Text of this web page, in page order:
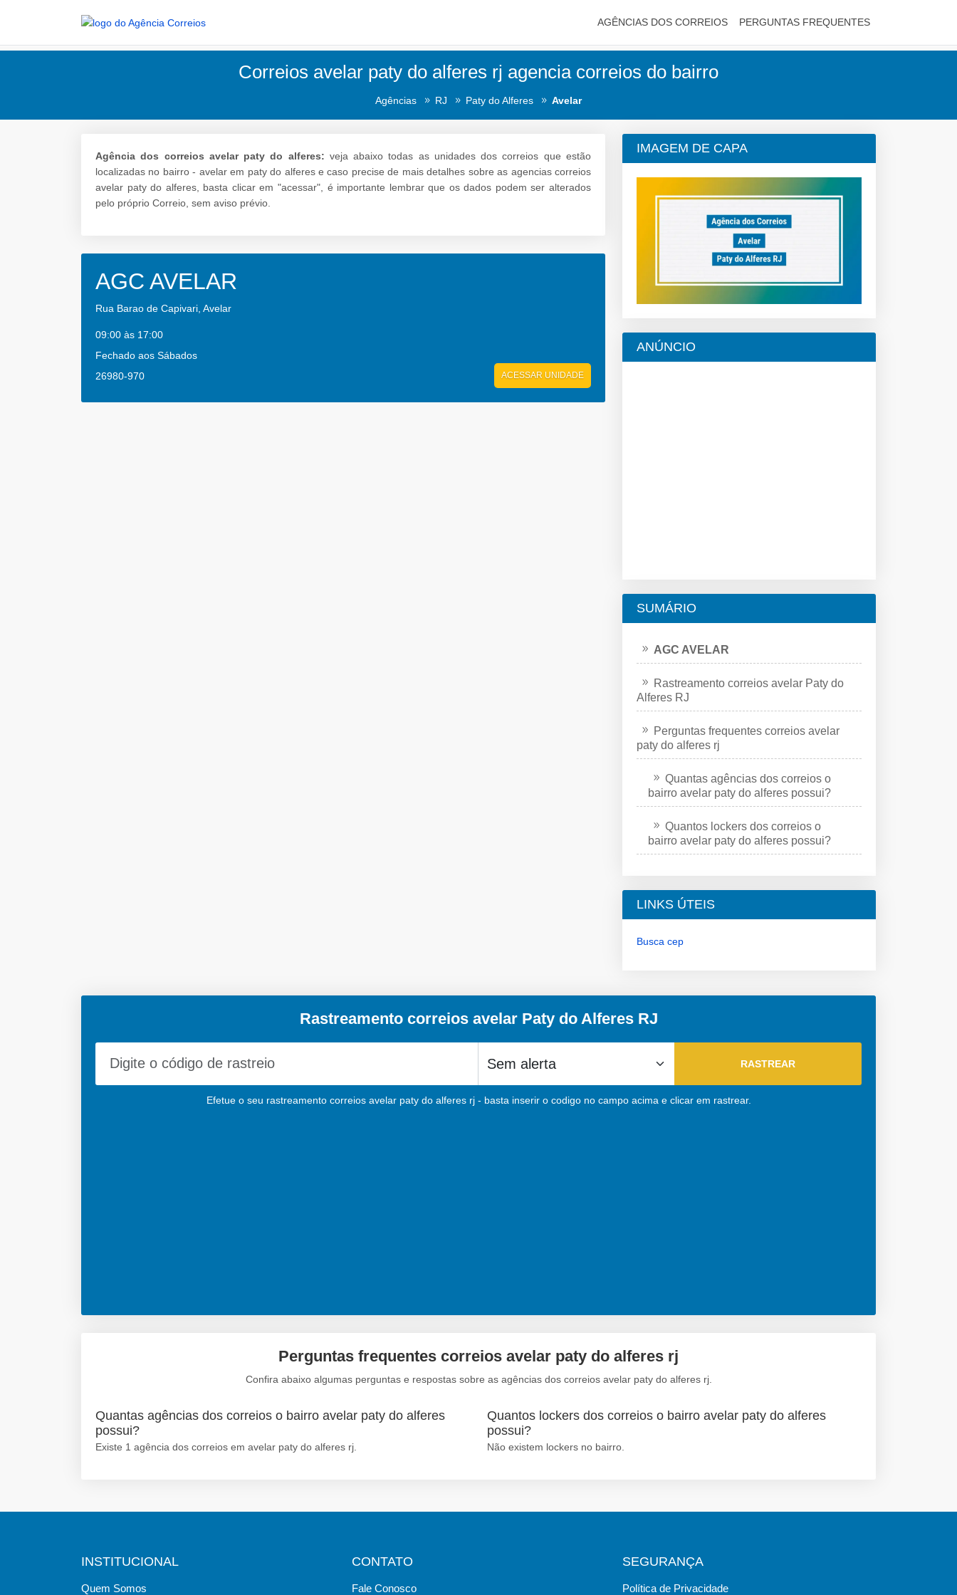
AGÊNCIAS DOS CORREIOS PERGUNTAS FREQUENTES
Correios avelar paty do alferes rj agencia correios do bairro
Agências RJ Paty do Alferes Avelar
Agência dos correios avelar paty do alferes: veja abaixo todas as unidades dos correios que estão
localizadas no bairro - avelar em paty do alferes e caso precise de mais detalhes sobre as agencias correios
avelar paty do alferes, basta clicar em "acessar", é importante lembrar que os dados podem ser alterados
pelo próprio Correio, sem aviso prévio.
AGC AVELAR
Rua Barao de Capivari, Avelar
09:00 às 17:00
Fechado aos Sábados
26980-970
ACESSAR UNIDADE
IMAGEM DE CAPA
ANÚNCIO
SUMÁRIO
AGC AVELAR
Rastreamento correios avelar Paty do
Alferes RJ
Perguntas frequentes correios avelar
paty do alferes rj
Quantas agências dos correios o
bairro avelar paty do alferes possui?
Quantos lockers dos correios o
bairro avelar paty do alferes possui?
LINKS ÚTEIS
Busca cep
Rastreamento correios avelar Paty do Alferes RJ
Efetue o seu rastreamento correios avelar paty do alferes rj - basta inserir o codigo no campo acima e clicar em rastrear.
Perguntas frequentes correios avelar paty do alferes rj
Confira abaixo algumas perguntas e respostas sobre as agências dos correios avelar paty do alferes rj.
Quantas agências dos correios o bairro avelar paty do alferes
possui?
Existe 1 agência dos correios em avelar paty do alferes rj.
Quantos lockers dos correios o bairro avelar paty do alferes
possui?
Não existem lockers no bairro.
INSTITUCIONAL
Quem Somos
CONTATO
Fale Conosco
SEGURANÇA
Política de Privacidade